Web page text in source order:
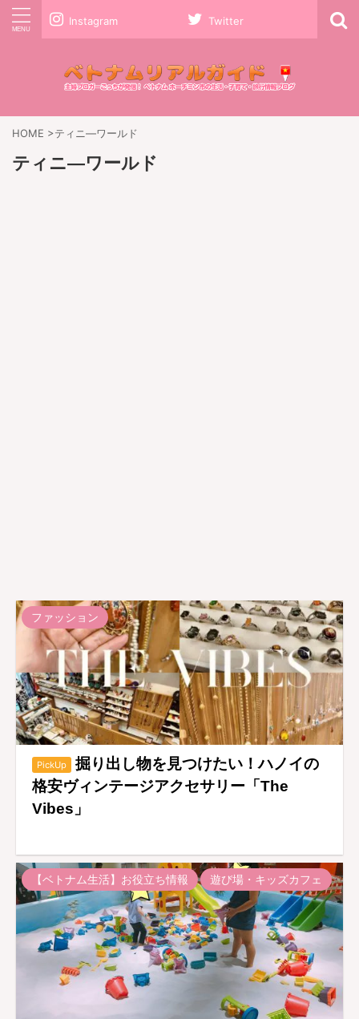
Instagram Twitter
HOME >ティニ―ワールド
ティニ―ワールド
ファッション
PickUp
掘り出し物を見つけたい！ハノイの
格安ヴィンテージアクセサリー「The
Vibes」
【ベトナム生活】お役立ち情報 遊び場・キッズカフェ